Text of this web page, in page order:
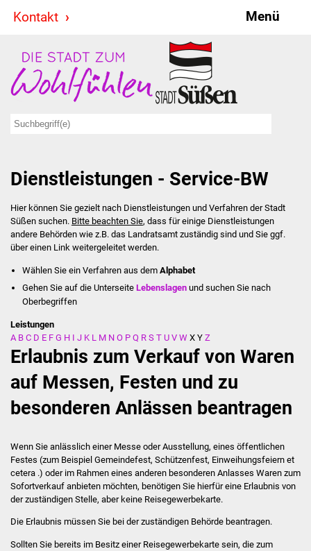
Kontakt Menü
Stadt & Politik
Bürgermeister
Ausschüsse
Ratsinformationssystem
Jugendbeirat
Summerrockfestival
Stadtverwaltung
Ansprechpartner
Behördenwegweiser
Kontakt
Veröffentlichungen
Dienstleistungen - Service-BW
Hier können Sie gezielt nach Dienstleistungen und Verfahren der Stadt
Süßen suchen. Bitte beachten Sie, dass für einige Dienstleistungen
andere Behörden wie z.B. das Landratsamt zuständig sind und Sie ggf.
über einen Link weitergeleitet werden.
Wählen Sie ein Verfahren aus dem Alphabet
Gehen Sie auf die UnterseiteLebenslagen und suchen Sie nach
Oberbegriffen
Leistungen
A B C D E F G H I J K L M N O P Q R S T U V W X Y Z
Erlaubnis zum Verkauf von Waren
auf Messen, Festen und zu
besonderen Anlässen beantragen
Wenn Sie anlässlich einer Messe oder Ausstellung, eines öffentlichen
Festes (zum Beispiel Gemeindefest, Schützenfest, Einweihungsfeiern et
cetera .) oder im Rahmen eines anderen besonderen Anlasses Waren zum
Sofortverkauf anbieten möchten, benötigen Sie hierfür eine Erlaubnis von
der zuständigen Stelle, aber keine Reisegewerbekarte.
Die Erlaubnis müssen Sie bei der zuständigen Behörde beantragen.
Sollten Sie bereits im Besitz einer Reisegewerbekarte sein, die zum